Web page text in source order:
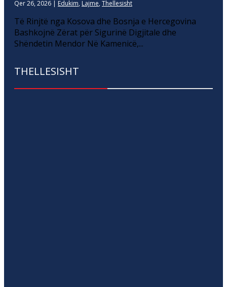
Qer 26, 2026 | Edukim, Lajme, Thellesisht
Të Rinjtë nga Kosova dhe Bosnja e Hercegovina
Bashkojnë Zërat për Sigurinë Digjitale dhe
Shëndetin Mendor Në Kamenicë,...
THELLESISHT